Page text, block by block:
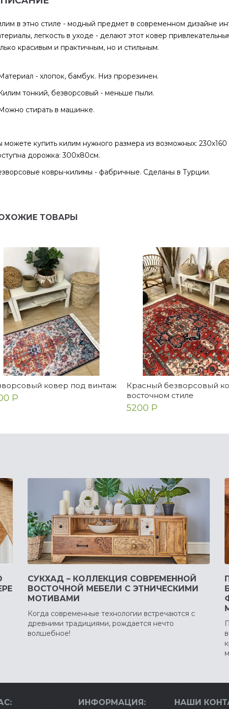
очень очень красивое
Для ценителей таких
Выглядит идеально,
надежно зап...
Прекрасный столик!
качественно сделан,
элементарная. Радует
в этно стиле - модный предмет в современном дизайне
легкость в уходе - делают этот ковер
красивым и практичным, но и стильным.
- хлопок, бамбук. Низ прорезинен.
тонкий, безворсовый - меньше пыли.
стирать в машинке.
можете купить килим нужного размера из возможных:
дорожка: 300х80см.
ковры-килимы - фабричные. Сделаны в Турции.
ТОВАРЫ
ковер под винтаж
Р
Красный безворсовый
восточном стиле
5200 Р
СУКХАД – КОЛЛЕКЦИЯ СОВРЕМЕННОЙ
ВОСТОЧНОЙ МЕБЕЛИ С ЭТНИЧЕСКИМИ
МОТИВАМИ
Когда современные технологии встречаются с
древними традициями, рождается нечто
волшебное!
ИНФОРМАЦИЯ: НАШИ